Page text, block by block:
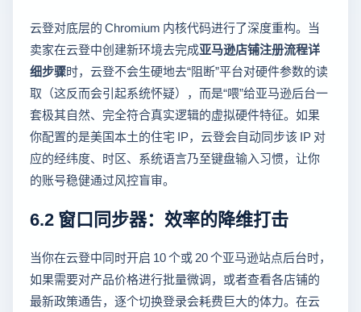
云登对底层的 Chromium 内核代码进行了深度重构。当
卖家在云登中创建新环境去完成亚马逊店铺注册流程详
细步骤时，云登不会生硬地去“阻断”平台对硬件参数的读
取（这反而会引起系统怀疑），而是“喂”给亚马逊后台一
套极其自然、完全符合真实逻辑的虚拟硬件特征。如果
你配置的是美国本土的住宅 IP，云登会自动同步该 IP 对
应的经纬度、时区、系统语言乃至键盘输入习惯，让你
的账号稳健通过风控盲审。
6.2 窗口同步器：效率的降维打击
当你在云登中同时开启 10 个或 20 个亚马逊站点后台时，
如果需要对产品价格进行批量微调，或者查看各店铺的
最新政策通告，逐个切换登录会耗费巨大的体力。在云